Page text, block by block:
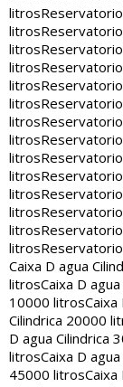
litros
litros
litros
litros
litros
litros
litros
litros
litros
litros
litros
litros
litros
litros
Caixa D agua
litrosCaixa D
10000 litros
Cilindrica 20000
D agua Cilindrica
litrosCaixa D
45000 litros